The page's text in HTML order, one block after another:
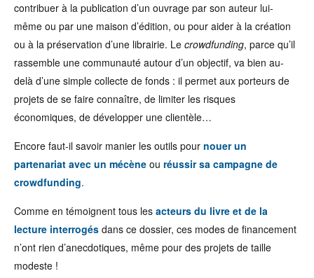
contribuer à la publication d’un ouvrage par son auteur lui-
même ou par une maison d’édition, ou pour aider à la création
ou à la préservation d’une librairie. Le crowdfunding, parce qu’il
rassemble une communauté autour d’un objectif, va bien au-
delà d’une simple collecte de fonds : il permet aux porteurs de
projets de se faire connaître, de limiter les risques
économiques, de développer une clientèle…
Encore faut-il savoir manier les outils pour nouer un
partenariat avec un mécène ou réussir sa campagne de
crowdfunding.
Comme en témoignent tous les acteurs du livre et de la
lecture interrogés dans ce dossier, ces modes de financement
n’ont rien d’anecdotiques, même pour des projets de taille
modeste !